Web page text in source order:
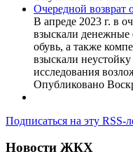
Очередной возврат
В апреде 2023 г. в
взыскали денежные
обувь, а также
взыскали
исследования
Опубликовано
Подписаться на эту RSS-
Новости ЖКХ